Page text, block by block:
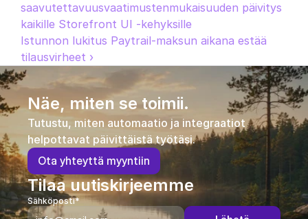
saavutettavuusvaatimustenmukaisuuden päivitys
kaikille Storefront UI -kehyksille
Istunnon lukitus Paytrail-maksun aikana estää
tilausvirheet ›
Näe, miten se toimii.
Tutustu, miten automaatio ja integraatiot
helpottavat päivittäistä työtäsi.
Ota yhteyttä myyntiin
Tilaa uutiskirjeemme
Sähköposti*